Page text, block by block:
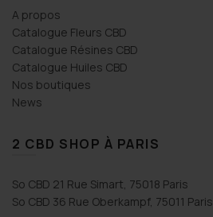
A propos
Catalogue Fleurs CBD
Catalogue Résines CBD
Catalogue Huiles CBD
Nos boutiques
News
2 CBD SHOP À PARIS
So CBD 21 Rue Simart, 75018 Paris
So CBD 36 Rue Oberkampf, 75011 Paris